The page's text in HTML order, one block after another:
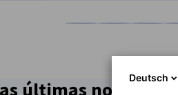
últimas noticias
Deutsch